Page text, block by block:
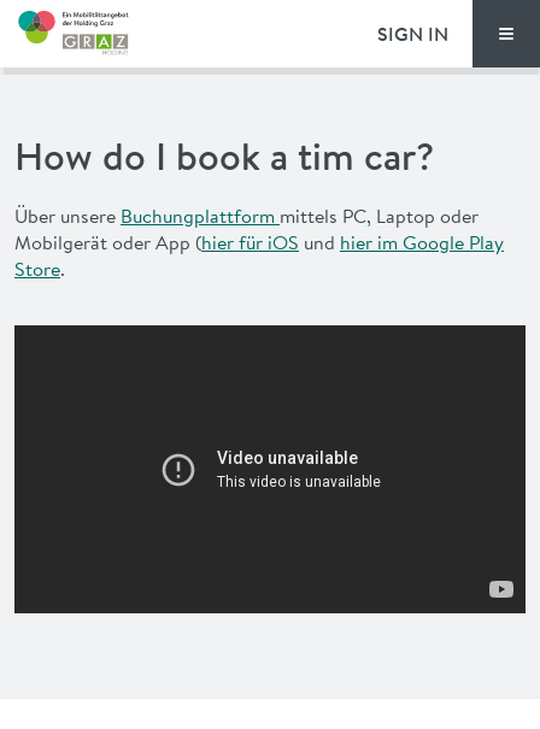
FAQ
NEWS
SIGN IN
How do I book a tim car?
Über unsere Buchungplattform mittels PC, Laptop oder
Mobilgerät oder App (hier für iOS und hier im Google Play
Store.